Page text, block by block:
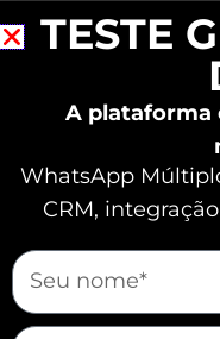
para
A Extensão
através do Code
camada extra de
você e
TESTE
A plataforma
WhatsApp
CRM,
mauticform[nome]